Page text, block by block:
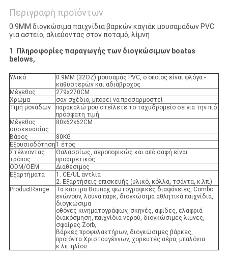
Περιγραφή προϊόντων
0.9MM διογκώσιμα παιχνίδια βαρκών καγιάκ μουσαμάδων PVC
για αστείο, αλιεύοντας στον ποταμό, λίμνη
1. Πληροφορίες παραγωγής των διογκώσιμων boatas
belows,
Υλικό
0.9MM (32OZ) μουσαμάς PVC, ο οποίος είναι φλόγα -
καθυστερών και αδιάβροχος
Μέγεθος
279x270CM
Χρώμα
σαν σχέδιο, μπορεί να προσαρμοστεί
Τιμή μονάδων
παρακαλώ μου στείλετε το ταχυδρομείο σε για την πιό
πρόσφατη τιμή
Μέγεθος
συσκευασίας
80x62x62CM
Βάρος
80KG
Εξουσιοδότηση 1 έτος
Στέλνοντας
τρόπος
Θαλασσίως, αεροπορικώς και από σαφή είναι
προαιρετικός
ODM/OEM
Διαθέσιμος
Εξαρτήματα
1. CE/UL αντλία
2. Εξαρτήσεις επισκευής (υλικό, κόλλα, τσάντα, κ.λπ.)
ProductRange
Τα κάστρα Bouncy, φωτογραφικές διαφάνειες, Combo
ενώνουν, λούνα παρκ, διογκώσιμα αθλητικά παιχνίδια,
διογκώσιμα
οθόνες κινηματογράφων, σκηνές, αψίδες, ελαφριά
διακόσμηση, παιχνίδια νερού, διογκώσιμες λίμνες,
σφαίρες Zorb,
Βάρκες προφυλακτήρων, διογκώσιμες βάρκες,
προϊόντα Χριστουγέννων, χορευτές αέρα, μπαλόνια
κ.λπ. ηλίου.